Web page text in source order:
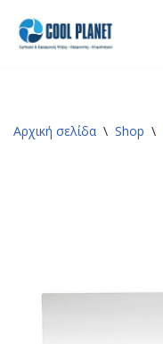
Μεταπηδήστε
Αρχική σελίδα \ Shop \